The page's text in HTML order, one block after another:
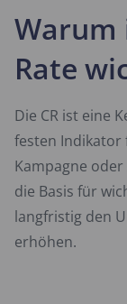
Warum
Rate
Die CR ist eine
festen Indikator
Kampagne
die Basis für
langfristig den
erhöhen.